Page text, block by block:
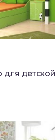
для детской